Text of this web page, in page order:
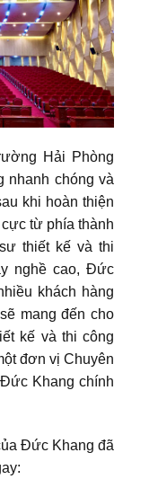
Hải Phòng
nhanh chóng và
khi hoàn thiện
từ phía thành
thiết kế và thi
nghề cao, Đức
khách hàng
mang đến cho
kế và thi công
đơn vị Chuyên
Khang chính
Đức Khang đã